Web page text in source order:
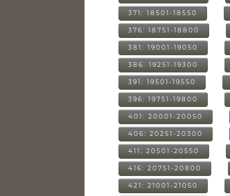
371: 18501-18550
376: 18751-18800
381: 19001-19050
386: 19251-19300
391: 19501-19550
396: 19751-19800
401: 20001-20050
406: 20251-20300
411: 20501-20550
416: 20751-20800
421: 21001-21050